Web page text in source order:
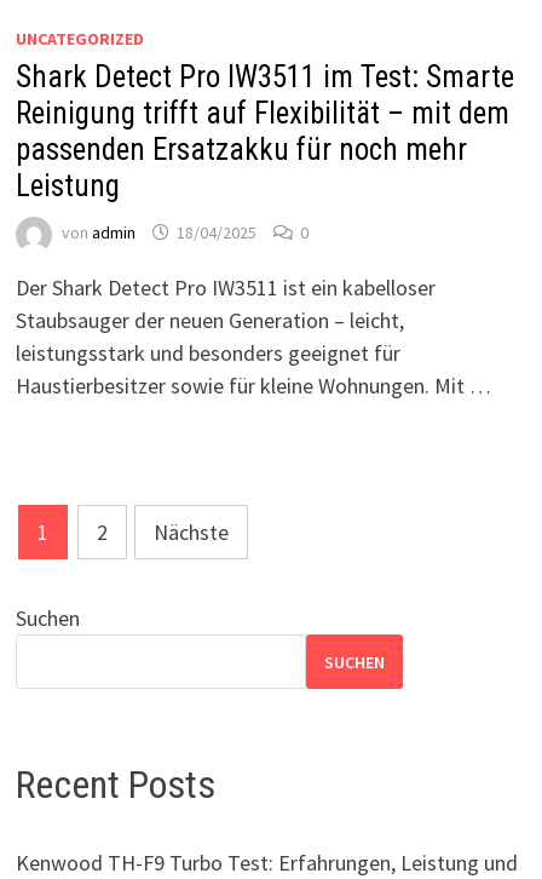
UNCATEGORIZED
Shark Detect Pro IW3511 im Test: Smarte
Reinigung trifft auf Flexibilität – mit dem
passenden Ersatzakku für noch mehr
Leistung
von admin 18/04/2025 0
Der Shark Detect Pro IW3511 ist ein kabelloser
Staubsauger der neuen Generation – leicht,
leistungsstark und besonders geeignet für
Haustierbesitzer sowie für kleine Wohnungen. Mit …
Seitennummerierung
der
Beiträge
1 2 Nächste
Suchen
SUCHEN
Recent Posts
Kenwood TH-F9 Turbo Test: Erfahrungen, Leistung und